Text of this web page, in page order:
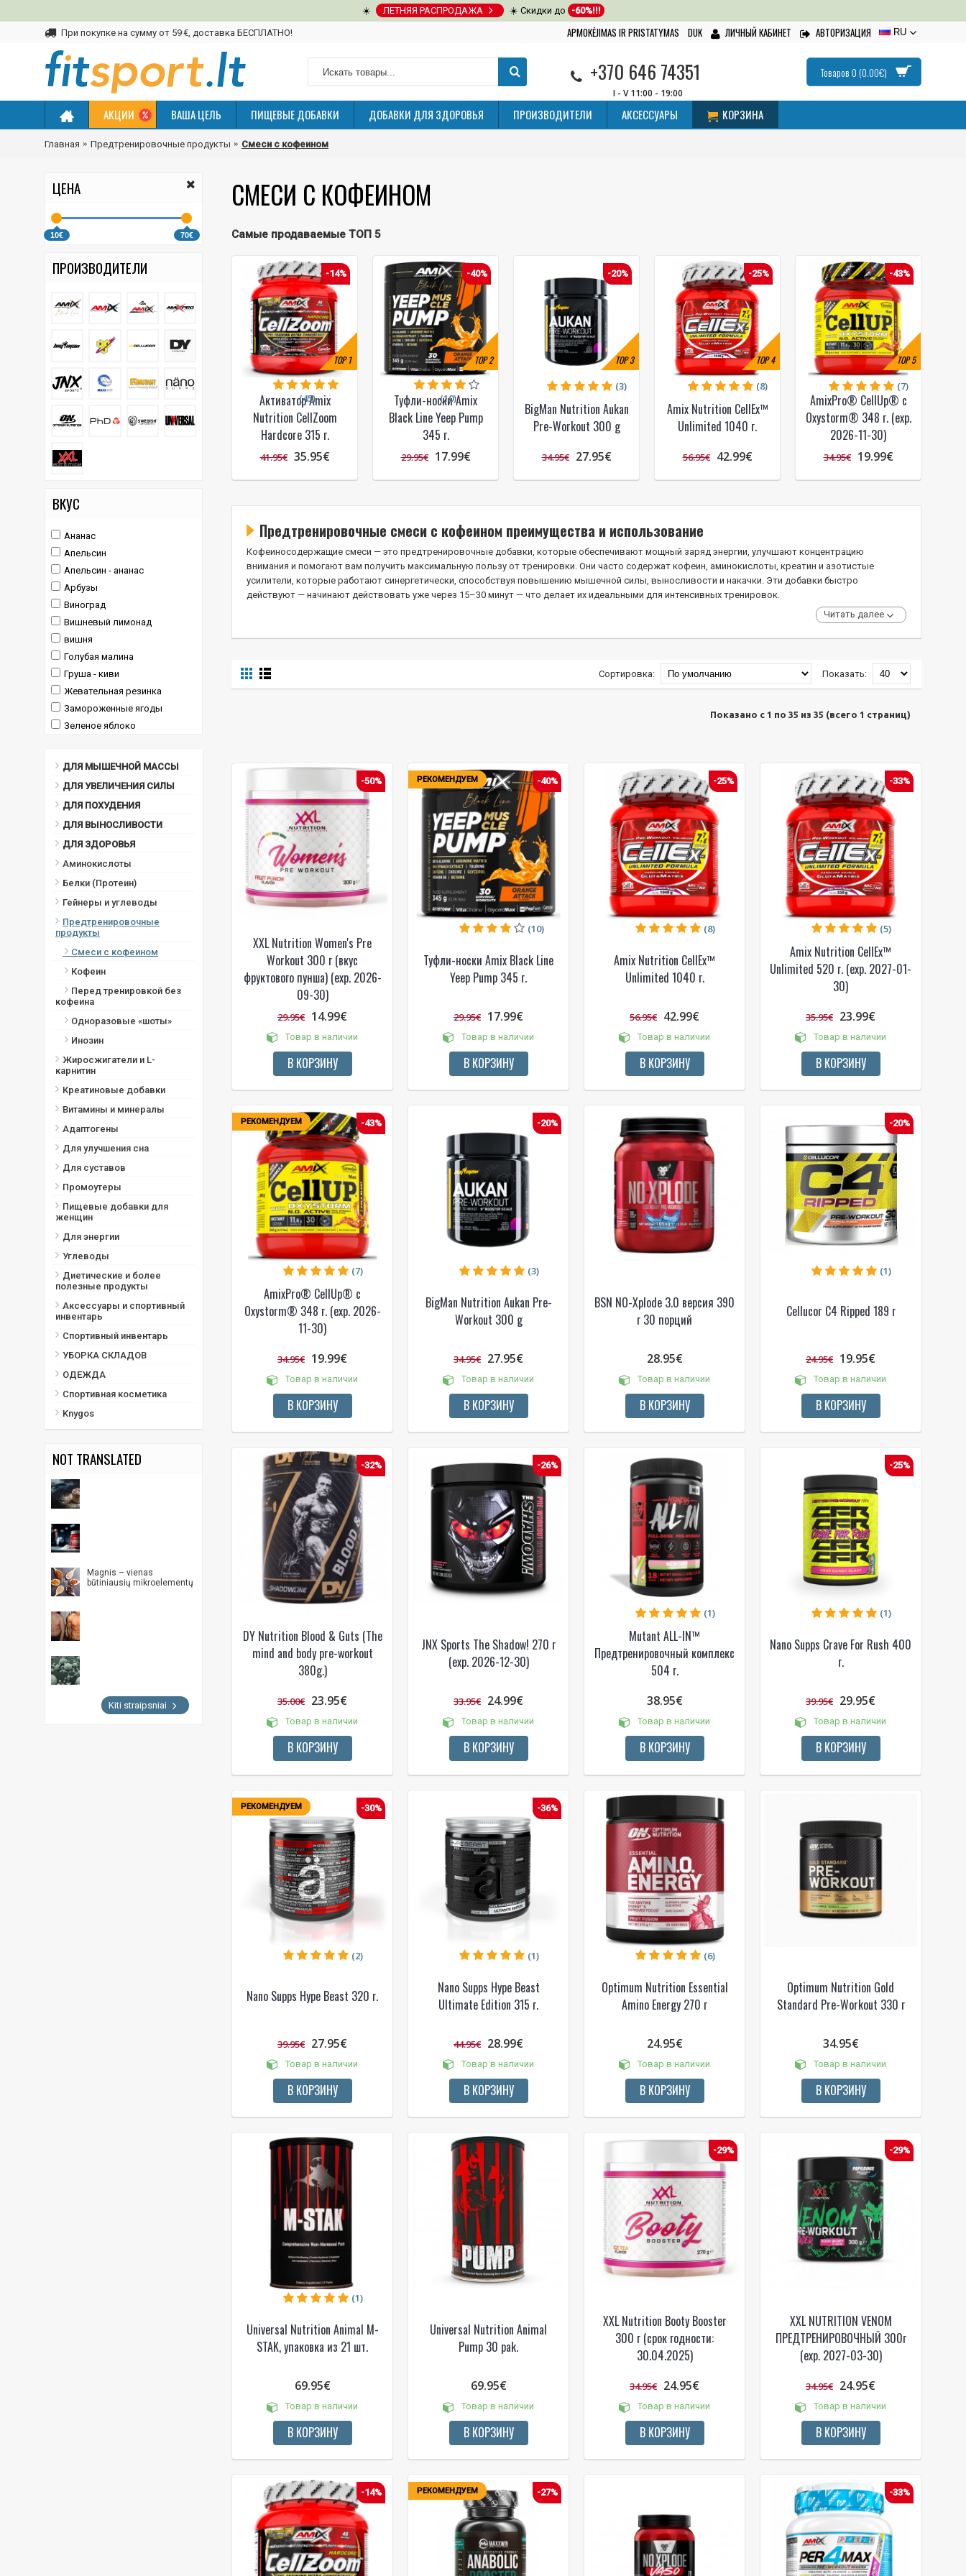
☀️ ЛЕТНЯЯ РАСПРОДАЖА ☀️ Скидки до -60%!!!
При покупке на сумму от 59 €, доставка БЕСПЛАТНО! APMOKĖJIMAS IR PRISTATYMAS DUK ЛИЧНЫЙ КАБИНЕТ АВТОРИЗАЦИЯ RU
+370 646 74351
I - V 11:00 - 19:00
Товаров 0 (0.00€)
АКЦИИ ВАША ЦЕЛЬ ПИЩЕВЫЕ ДОБАВКИ ДОБАВКИ ДЛЯ ЗДОРОВЬЯ ПРОИЗВОДИТЕЛИ АКСЕССУАРЫ КОРЗИНА
Главная Предтренировочные продукты Смеси с кофеином
ЦЕНА
10€ 70€
ПРОИЗВОДИТЕЛИ
ВКУС
Ананас
Апельсин
Апельсин - ананас
Арбузы
Виноград
Вишневый лимонад
вишня
Голубая малина
Груша - киви
Жевательная резинка
Замороженные ягоды
Зеленое яблоко
киви
Кислые кактусовые фиги
Кислые камеди
Кислые конфеты
Кислые ягоды
Клубника
Клубника-ананас
Коктейль мохито
Красная лихорадка (вишня)
Лимонад
Лимонный сорбет
манго - персик
Мороженое "Rocket Pop"
(Малина, вишня, лайм)
Персик
Пурпурная сила (виноград)
Различные ягоды
Синие мармеладки
Сумасшедший - леденец
Тропические фрукты
Фруктовый пунш
Черника
Черника
Энергетик
яблоки
ДЛЯ МЫШЕЧНОЙ МАССЫ
ДЛЯ УВЕЛИЧЕНИЯ СИЛЫ
ДЛЯ ПОХУДЕНИЯ
ДЛЯ ВЫНОСЛИВОСТИ
ДЛЯ ЗДОРОВЬЯ
Аминокислоты
Белки (Протеин)
Гейнеры и углеводы
Предтренировочные
продукты
Смеси с кофеином
Кофеин
Перед тренировкой без
кофеина
Одноразовые «шоты»
Инозин
Жиросжигатели и L-
карнитин
Креатиновые добавки
Витамины и минералы
Адаптогены
Для улучшения сна
Для суставов
Промоутеры
Пищевые добавки для
женщин
Для энергии
Углеводы
Диетические и более
полезные продукты
Аксессуары и спортивный
инвентарь
Спортивный инвентарь
УБОРКА СКЛАДОВ
ОДЕЖДА
Спортивная косметика
Knygos
NOT TRANSLATED
Magnis – vienas
būtiniausių mikroelementų
Kiti straipsniai
СМЕСИ С КОФЕИНОМ
Самые продаваемые ТОП 5
TOP1
-14%
Активатор Amix
Nutrition CellZoom
Hardcore 315 г.
(45)
41.95€ 35.95€
TOP2
-40%
Туфли-носки Amix
Black Line Yeep Pump
345 г.
(10)
29.95€ 17.99€
TOP3
-20%
BigMan Nutrition Aukan
Pre-Workout 300 g
(3)
34.95€ 27.95€
TOP4
-25%
Amix Nutrition CellEx™
Unlimited 1040 г.
(8)
56.95€ 42.99€
TOP5
-43%
AmixPro® CellUp® с
Oxystorm® 348 г. (exp.
2026-11-30)
(7)
34.95€ 19.99€
Предтренировочные смеси с кофеином преимущества и использование
Кофеиносодержащие смеси — это предтренировочные добавки, которые обеспечивают мощный заряд энергии, улучшают концентрацию
внимания и помогают вам получить максимальную пользу от тренировки. Они часто содержат кофеин, аминокислоты, креатин и азотистые
усилители, которые работают синергетически, способствуя повышению мышечной силы, выносливости и накачки. Эти добавки быстро
действуют — начинают действовать уже через 15–30 минут — что делает их идеальными для интенсивных тренировок.
Читать далее
Показать:
Сортировка:
Показано с 1 по 35 из 35 (всего 1 страниц)
-50%
XXL Nutrition Women's Pre
Workout 300 г (вкус
фруктового пунша) (exp. 2026-
09-30)
29.95€ 14.99€
Товар в наличии
В КОРЗИНУ
РЕКОМЕНДУЕМ -40%
Туфли-носки Amix Black Line
Yeep Pump 345 г.
(10)
29.95€ 17.99€
Товар в наличии
В КОРЗИНУ
-25%
Amix Nutrition CellEx™
Unlimited 1040 г.
(8)
56.95€ 42.99€
Товар в наличии
В КОРЗИНУ
-33%
Amix Nutrition CellEx™
Unlimited 520 г. (exp. 2027-01-
30)
(5)
35.95€ 23.99€
Товар в наличии
В КОРЗИНУ
РЕКОМЕНДУЕМ -43%
AmixPro® CellUp® с
Oxystorm® 348 г. (exp. 2026-
11-30)
(7)
34.95€ 19.99€
Товар в наличии
В КОРЗИНУ
-20%
BigMan Nutrition Aukan Pre-
Workout 300 g
(3)
34.95€ 27.95€
Товар в наличии
В КОРЗИНУ
BSN NO-Xplode 3.0 версия 390
г 30 порций
28.95€
Товар в наличии
В КОРЗИНУ
-20%
Cellucor C4 Ripped 189 г
(1)
24.95€ 19.95€
Товар в наличии
В КОРЗИНУ
-32%
DY Nutrition Blood & Guts (The
mind and body pre-workout
380g.)
35.00€ 23.95€
Товар в наличии
В КОРЗИНУ
-26%
JNX Sports The Shadow! 270 г
(exp. 2026-12-30)
33.95€ 24.99€
Товар в наличии
В КОРЗИНУ
Mutant ALL-IN™
Предтренировочный комплекс
504 г.
(1)
38.95€
Товар в наличии
В КОРЗИНУ
-25%
Nano Supps Crave For Rush 400
г.
(1)
39.95€ 29.95€
Товар в наличии
В КОРЗИНУ
РЕКОМЕНДУЕМ -30%
Nano Supps Hype Beast 320 г.
(2)
39.95€ 27.95€
Товар в наличии
В КОРЗИНУ
-36%
Nano Supps Hype Beast
Ultimate Edition 315 г.
(1)
44.95€ 28.99€
Товар в наличии
В КОРЗИНУ
Optimum Nutrition Essential
Amino Energy 270 г
(6)
24.95€
Товар в наличии
В КОРЗИНУ
Optimum Nutrition Gold
Standard Pre-Workout 330 г
34.95€
Товар в наличии
В КОРЗИНУ
Universal Nutrition Animal M-
STAK, упаковка из 21 шт.
(1)
69.95€
Товар в наличии
В КОРЗИНУ
Universal Nutrition Animal
Pump 30 pak.
69.95€
Товар в наличии
В КОРЗИНУ
-29%
XXL Nutrition Booty Booster
300 г (срок годности:
30.04.2025)
34.95€ 24.95€
Товар в наличии
В КОРЗИНУ
-29%
XXL NUTRITION VENOM
ПРЕДТРЕНИРОВОЧНЫЙ 300г
(exp. 2027-03-30)
34.95€ 24.95€
Товар в наличии
В КОРЗИНУ
-14% РЕКОМЕНДУЕМ -27% -33%
NUOLAIDA TAU!
-10%*
nuolaidos kodą
apsipirkimui (daugeliui prekių) bei
nepraleisk kitų geriausių pasiūlymų!
Prenumeruok mūsų naujienlaiškį jau
dabar!
* Nuolaida taikoma gamintojams: Amix, Bigman,
XXL, Raw powders, Go powders, Maxxwin, Power
system. Akcijinėms prekėms nuolaida netaikoma,
nuolaidos nesumuojamos.
Sužinoti, kaip mes apsaugome ir tvarkome
privatumo politikos sąlygas.
PRENUMERUOTI